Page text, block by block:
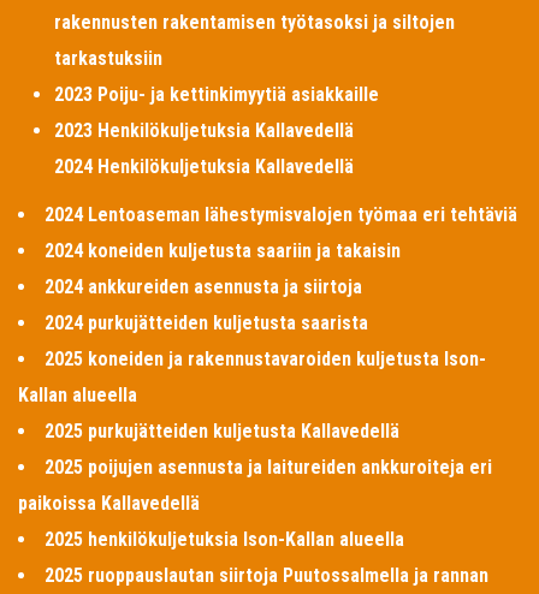
rakennusten rakentamisen työtasoksi ja siltojen
tarkastuksiin
2023 Poiju- ja kettinkimyytiä asiakkaille
2023 Henkilökuljetuksia Kallavedellä
2024 Henkilökuljetuksia Kallavedellä
2024 Lentoaseman lähestymisvalojen työmaa eri tehtäviä
2024 koneiden kuljetusta saariin ja takaisin
2024 ankkureiden asennusta ja siirtoja
2024 purkujätteiden kuljetusta saarista
2025 koneiden ja rakennustavaroiden kuljetusta Ison-
Kallan alueella
2025 purkujätteiden kuljetusta Kallavedellä
2025 poijujen asennusta ja laitureiden ankkuroiteja eri
paikoissa Kallavedellä
2025 henkilökuljetuksia Ison-Kallan alueella
2025 ruoppauslautan siirtoja Puutossalmella ja rannan